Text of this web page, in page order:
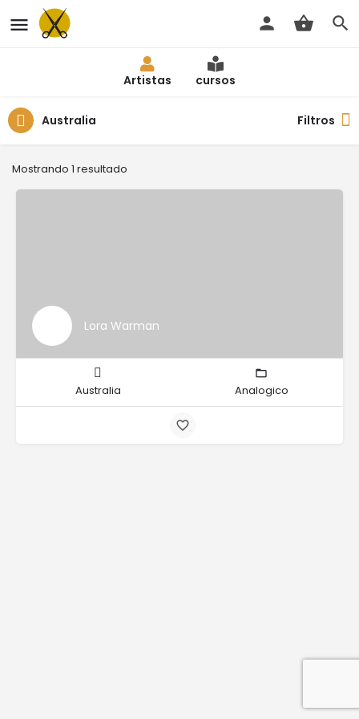
Artistas cursos
Australia Filtros
Mostrando 1 resultado
Lora Warman
Australia Analogico